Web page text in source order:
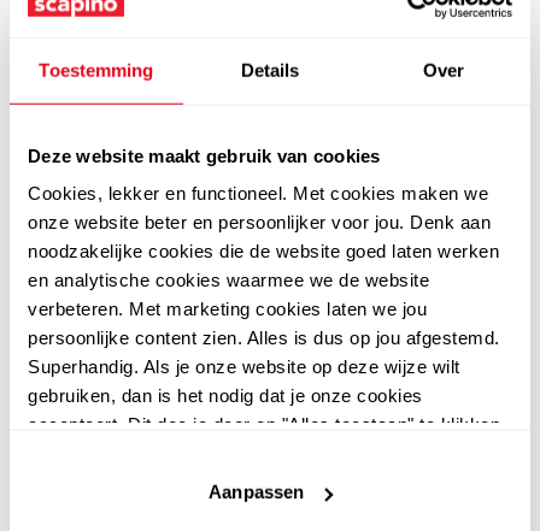
Toestemming Details Over
Deze website maakt gebruik van cookies
Cookies, lekker en functioneel. Met cookies maken we
onze website beter en persoonlijker voor jou. Denk aan
noodzakelijke cookies die de website goed laten werken
en analytische cookies waarmee we de website
verbeteren. Met marketing cookies laten we jou
persoonlijke content zien. Alles is dus op jou afgestemd.
Superhandig. Als je onze website op deze wijze wilt
gebruiken, dan is het nodig dat je onze cookies
accepteert. Dit doe je door op "Alles toestaan" te klikken.
website niet optimaal functioneert.
Aanpassen